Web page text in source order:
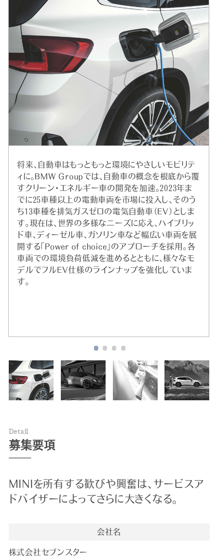
将来、自動車はもっともっと環境にやさしいモビリテ
ィに。BMW Groupでは、自動車の概念を根底から覆
すクリーン・エネルギー車の開発を加速。2023年ま
でに25車種以上の電動車両を市場に投入し、そのう
ち13車種を排気ガスゼロの電気自動車（EV）としま
す。現在は、世界の多様なニーズに応え、ハイブリッ
ド車、ディーゼル車、ガソリン車など幅広い車両を展
開する「Power of choice」のアプローチを採用。各
車両での環境負荷低減を進めるとともに、様々なモ
デルでフルEV仕様のラインナップを強化していま
す。
Detail
募集要項
MINIを所有する歓びや興奮は、サービスア
ドバイザーによってさらに大きくなる。
会社名
株式会社セブンスター